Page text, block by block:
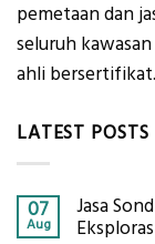
pemetaan dan
seluruh
ahli bersertifikat.
LATEST POSTS
07
Aug
Jasa